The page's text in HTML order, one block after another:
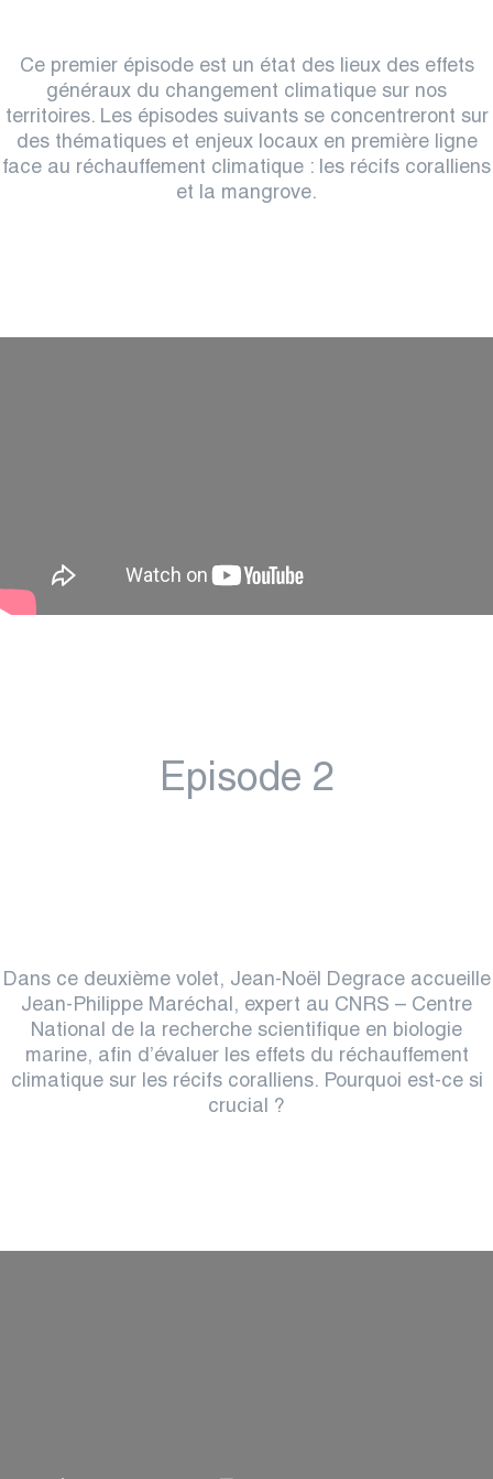
Ce premier épisode est un état des lieux des effets
généraux du changement climatique sur nos
territoires. Les épisodes suivants se concentreront sur
des thématiques et enjeux locaux en première ligne
face au réchauffement climatique : les récifs coralliens
et la mangrove.
Episode 2
Dans ce deuxième volet, Jean-Noël Degrace accueille
Jean-Philippe Maréchal, expert au CNRS – Centre
National de la recherche scientifique en biologie
marine, afin d’évaluer les effets du réchauffement
climatique sur les récifs coralliens. Pourquoi est-ce si
crucial ?